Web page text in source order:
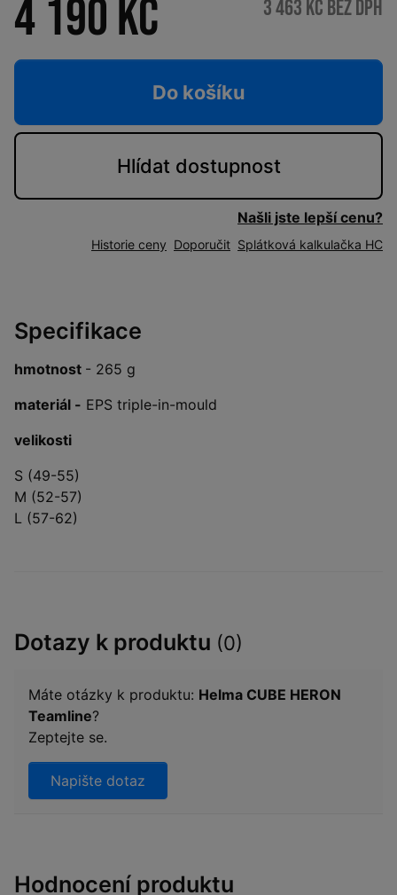
4 190 Kč 3 463 Kč bez DPH
Do košíku
Hlídat dostupnost
Našli jste lepší cenu?
Historie ceny Doporučit Splátková kalkulačka HC
Specifikace
hmotnost - 265 g
materiál - EPS triple-in-mould
velikosti
S (49-55)
M (52-57)
L (57-62)
Dotazy k produktu (0)
Máte otázky k produktu: Helma CUBE HERON
Teamline?
Zeptejte se.
Napište dotaz
Hodnocení produktu